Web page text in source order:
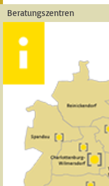
Beratungszentren